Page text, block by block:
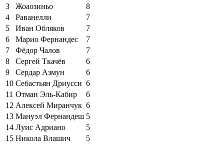
3
Жоаозиньо
8
4
Раванелли
7
5
Иван Обляков
7
6
Марио Фернандес
7
7
Фёдор Чалов
7
8
Сергей Ткачёв
6
9
Сердар Азмун
6
10 Себастьян Дриусси 6
11 Отман Эль-Кабир
6
12 Алексей Миранчук 6
13 Мануэл Фернандеш 5
14 Луис Адриано
5
15 Никола Влашич 5